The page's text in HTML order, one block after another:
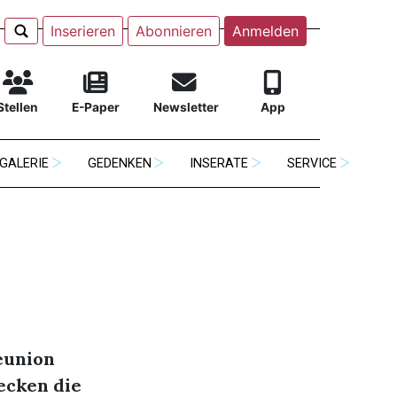
Inserieren Abonnieren Anmelden
E-Paper Newsletter App
GALERIE GEDENKEN INSERATE SERVICE
die